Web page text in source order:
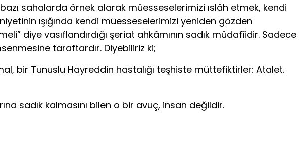
sahalarda örnek alarak müesseselerimizi ıslâh etmek, kendi
ışığında kendi müesseselerimizi yeniden gözden
diye vasıflandırdığı şeriat ahkâmının sadık müdafîidir. Sadece
taraftardır. Diyebiliriz ki;
bir Tunuslu Hayreddin hastalığı teşhiste müttefiktirler: Atalet.
sadık kalmasını bilen o bir avuç, insan değildir.